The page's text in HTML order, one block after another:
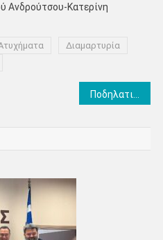
Κατερίνη
Διαμαρτυρία
Ποδηλατική Από-Δραση Πιερίας: Βραδινή ποδηλατοβόλτα κάθε Τετάρτη